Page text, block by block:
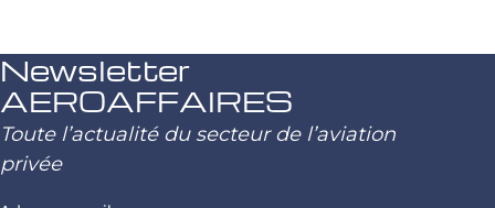
Newsletter
AEROAFFAIRES
Toute l’actualité du secteur de l’aviation
privée